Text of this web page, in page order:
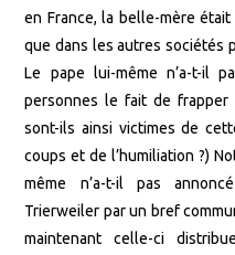
en France, la belle-mère était
que dans les autres sociétés
Le pape lui-même n’a-t-il
personnes le fait de frapper
sont-ils ainsi victimes de
coups et de l’humiliation ?)
même n’a-t-il pas
Trierweiler par un bref
maintenant celle-ci